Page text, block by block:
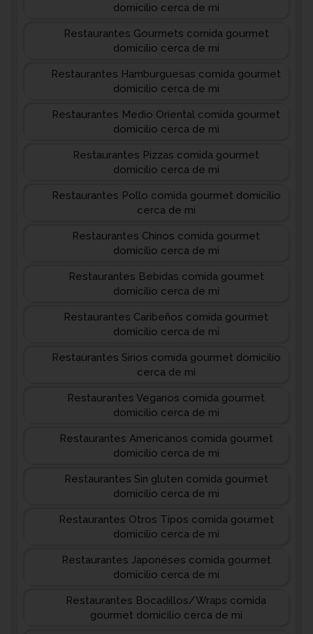
domicilio cerca de mi
Restaurantes Gourmets comida gourmet
domicilio cerca de mi
Restaurantes Hamburguesas comida gourmet
domicilio cerca de mi
Restaurantes Medio Oriental comida gourmet
domicilio cerca de mi
Restaurantes Pizzas comida gourmet
domicilio cerca de mi
Restaurantes Pollo comida gourmet domicilio
cerca de mi
Restaurantes Chinos comida gourmet
domicilio cerca de mi
Restaurantes Bebidas comida gourmet
domicilio cerca de mi
Restaurantes Caribeños comida gourmet
domicilio cerca de mi
Restaurantes Sirios comida gourmet domicilio
cerca de mi
Restaurantes Veganos comida gourmet
domicilio cerca de mi
Restaurantes Americanos comida gourmet
domicilio cerca de mi
Restaurantes Sin gluten comida gourmet
domicilio cerca de mi
Restaurantes Otros Tipos comida gourmet
domicilio cerca de mi
Restaurantes Japonéses comida gourmet
domicilio cerca de mi
Restaurantes Bocadillos/Wraps comida
gourmet domicilio cerca de mi